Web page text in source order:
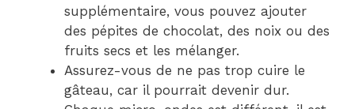
supplémentaire, vous pouvez ajouter
des pépites de chocolat, des noix ou des
fruits secs et les mélanger.
Assurez-vous de ne pas trop cuire le
gâteau, car il pourrait devenir dur.